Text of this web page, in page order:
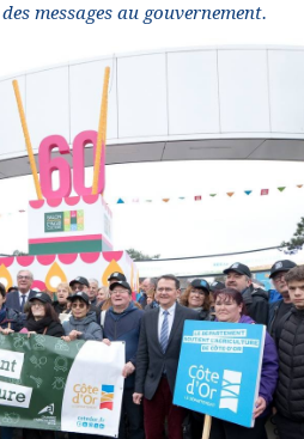
messages au gouvernement.